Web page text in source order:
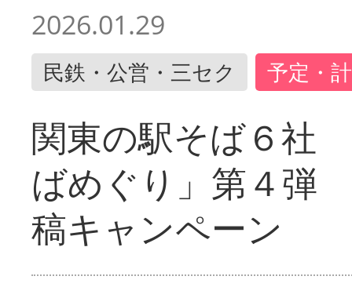
2026.01.29
民鉄・公営・三セク 予定・
関東の駅そば６社
ばめぐり」第４弾
稿キャンペーン